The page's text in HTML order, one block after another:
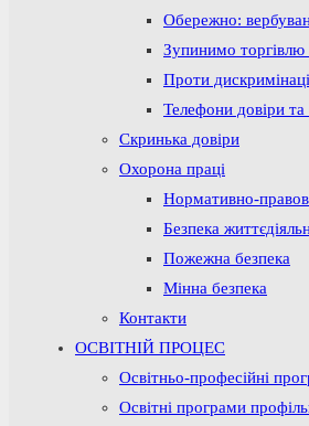
Обережно:
Зупинимо
Проти
Телефони довіри та
Скринька довіри
Охорона праці
Нормативно-
Безпека
Пожежна безпека
Мінна безпека
Контакти
ОСВІТНІЙ ПРОЦЕС
Освітньо-професійні
Освітні програми